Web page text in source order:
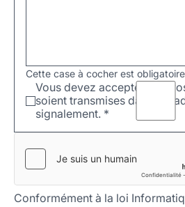
Cette case à cocher est obligatoire
Vous devez accepter que
soient transmises dans le
signalement. *
Conformément à la loi